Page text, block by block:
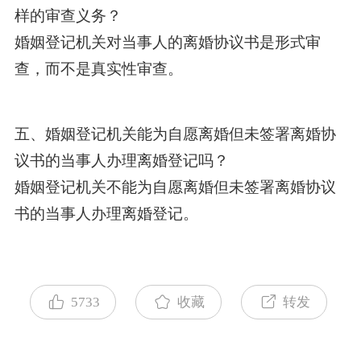
样的审查义务？
婚姻登记机关对当事人的离婚协议书是形式审
查，而不是真实性审查。
五、婚姻登记机关能为自愿离婚但未签署离婚协
议书的当事人办理离婚登记吗？
婚姻登记机关不能为自愿离婚但未签署离婚协议
书的当事人办理离婚登记。
5733 收藏 转发